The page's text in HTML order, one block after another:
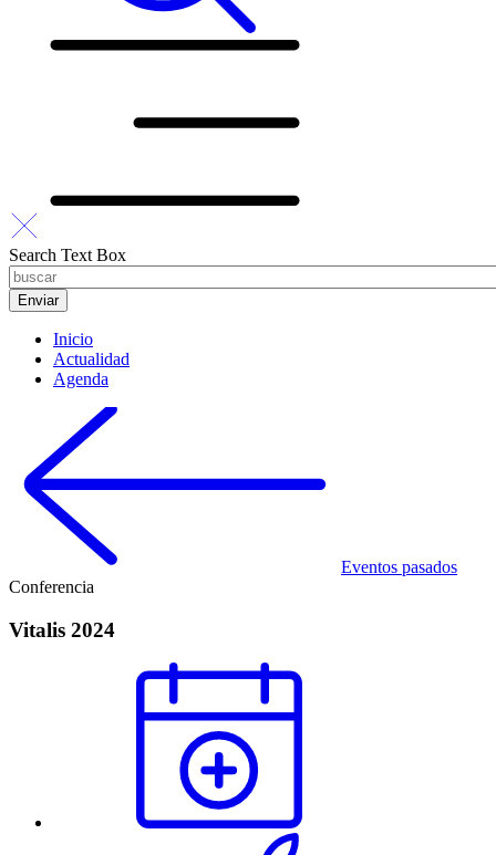
Search Text Box
Inicio
Actualidad
Agenda
Eventos pasados
Conferencia
Vitalis 2024